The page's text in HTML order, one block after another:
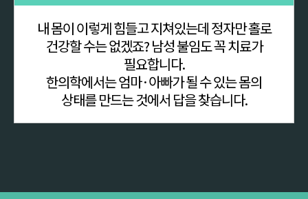
내 몸이 이렇게 힘들고 지쳐있는데 정자만 홀로
건강할 수는 없겠죠? 남성 불임도 꼭 치료가
필요합니다.
한의학에서는 엄마·아빠가 될 수 있는 몸의
상태를 만드는 것에서 답을 찾습니다.